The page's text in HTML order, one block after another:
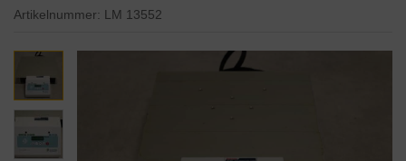
Artikelnummer: LM 13552